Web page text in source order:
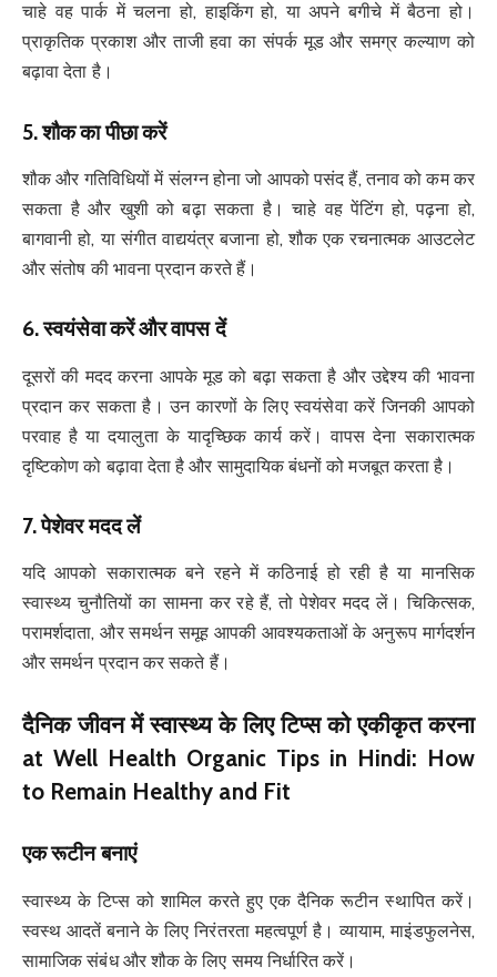
चाहे वह पार्क में चलना हो, हाइकिंग हो, या अपने बगीचे में बैठना हो।
प्राकृतिक प्रकाश और ताजी हवा का संपर्क मूड और समग्र कल्याण को
बढ़ावा देता है।
5.शौक का पीछा करें
शौक और गतिविधियों में संलग्न होना जो आपको पसंद हैं, तनाव को कम कर
सकता है और खुशी को बढ़ा सकता है। चाहे वह पेंटिंग हो, पढ़ना हो,
बागवानी हो, या संगीत वाद्ययंत्र बजाना हो, शौक एक रचनात्मक आउटलेट
और संतोष की भावना प्रदान करते हैं।
6.स्वयंसेवा करें और वापस दें
दूसरों की मदद करना आपके मूड को बढ़ा सकता है और उद्देश्य की भावना
प्रदान कर सकता है। उन कारणों के लिए स्वयंसेवा करें जिनकी आपको
परवाह है या दयालुता के यादृच्छिक कार्य करें। वापस देना सकारात्मक
दृष्टिकोण को बढ़ावा देता है और सामुदायिक बंधनों को मजबूत करता है।
7.पेशेवर मदद लें
यदि आपको सकारात्मक बने रहने में कठिनाई हो रही है या मानसिक
स्वास्थ्य चुनौतियों का सामना कर रहे हैं, तो पेशेवर मदद लें। चिकित्सक,
परामर्शदाता, और समर्थन समूह आपकी आवश्यकताओं के अनुरूप मार्गदर्शन
और समर्थन प्रदान कर सकते हैं।
दैनिक जीवन में स्वास्थ्य के लिए टिप्स को एकीकृत करना
at Well Health Organic Tips in Hindi: How
to Remain Healthy and Fit
एक रूटीन बनाएं
स्वास्थ्य के टिप्स को शामिल करते हुए एक दैनिक रूटीन स्थापित करें।
स्वस्थ आदतें बनाने के लिए निरंतरता महत्वपूर्ण है। व्यायाम, माइंडफुलनेस,
सामाजिक संबंध और शौक के लिए समय निर्धारित करें।